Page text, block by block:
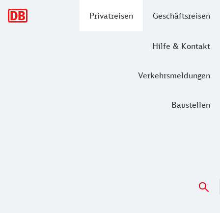
Privatreisen Geschäftsreisen
Hilfe & Kontakt
Verkehrsmeldungen
Baustellen